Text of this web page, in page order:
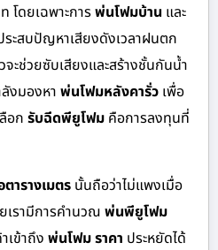
โดยเฉพาะการพ่นโฟมบ้าน และ
ะสบปัญหาเสียงดังเวลาฝนตก
ะช่วยซับเสียงและสร้างชั้นกันน้ำ
งมองหา พ่นโฟมหลังคารั่ว เพื่อ
อก รับฉีดพียูโฟม คือการลงทุนที่
ารางเมตร นั้นถือว่าไม่แพงเมื่อ
รามีการคำนวณ พ่นพียูโฟม
เข้าถึง พ่นโฟม ราคา ประหยัดได้